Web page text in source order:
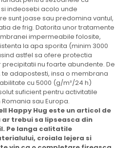
indeosebi acolo unde
sunt joase sau predomina vantul,
de frig. Datorita unor tratamente
impermeabile folosite,
la apa sporita (minim 3000
astfel sa ofere protectia
nu foarte abundente. De
adapostesti, insa o membrana
cu 5000 (g/m²/24 h)
suficient pentru activitatile
sau Europa.
Happy Hug este un articol de
trebui sa lipseasca din
Pe langa calitatile
croiala lejera si